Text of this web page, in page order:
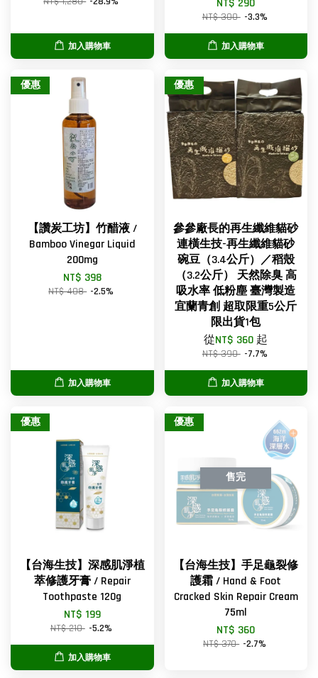
加入購物車
NT$ 290
NT$ 300 -3.3%
加入購物車
優惠
【讚炭工坊】竹醋液 /
Bamboo Vinegar Liquid
200mg
NT$ 398
NT$ 408 -2.5%
加入購物車
優惠
參參廠長的再生纖維貓砂
連橫生技-再生纖維貓砂
碗豆（3.4公斤）／稻殼
（3.2公斤） 天然除臭 高
吸水率 低粉塵 臺灣製造
宜蘭青創 超取限重5公斤
限出貨1包
從NT$ 360 起
NT$ 390 -7.7%
加入購物車
優惠
【台海生技】深感肌淨植
萃修護牙膏 / Repair
Toothpaste 120g
NT$ 199
NT$ 210 -5.2%
加入購物車
優惠
售完
【台海生技】手足龜裂修
護霜 / Hand & Foot
Cracked Skin Repair Cream
75ml
NT$ 360
NT$ 370 -2.7%